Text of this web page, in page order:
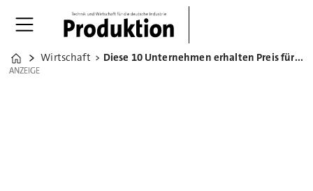
Home
Wirtschaft Diese 10 Unternehmen erhalten Preis für Klima und Umwelt
ANZEIGE
ANZEIGE